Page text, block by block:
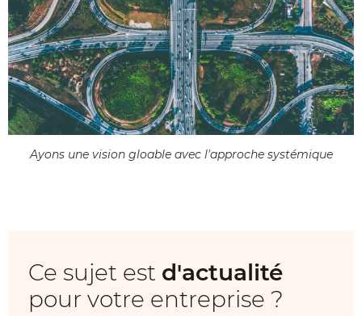
Ayons une vision gloable avec l'approche systémique
Ce sujet est d'actualité
pour votre entreprise ?